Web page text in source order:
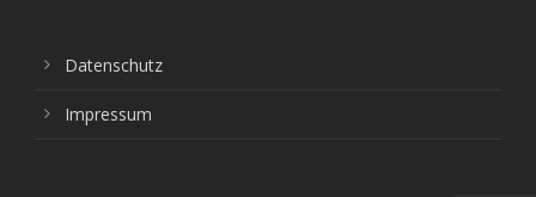
Datenschutz
Impressum